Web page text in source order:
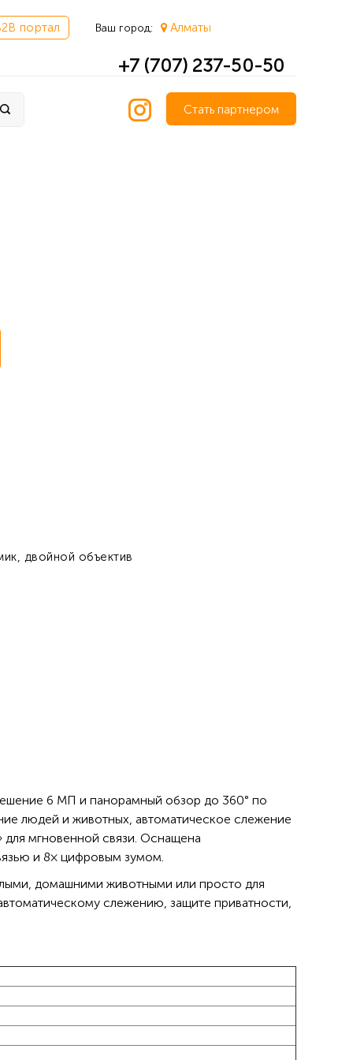
портал Ваш город: Алматы
+7 (707) 237-50-50
Стать партнером
двойной объектив
6 МП и панорамный обзор до 360° по
людей и животных, автоматическое слежение
мгновенной связи. Оснащена
и 8× цифровым зумом.
домашними животными или просто для
слежению, защите приватности,